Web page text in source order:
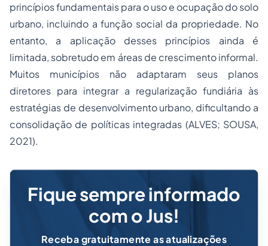
princípios fundamentais para o uso e ocupação do solo
urbano, incluindo a função social da propriedade. No
entanto, a aplicação desses princípios ainda é
limitada, sobretudo em áreas de crescimento informal.
Muitos municípios não adaptaram seus planos
diretores para integrar a regularização fundiária às
estratégias de desenvolvimento urbano, dificultando a
consolidação de políticas integradas (ALVES; SOUSA,
2021).
Fique sempre informado
com o Jus!
Receba gratuitamente as atualizações